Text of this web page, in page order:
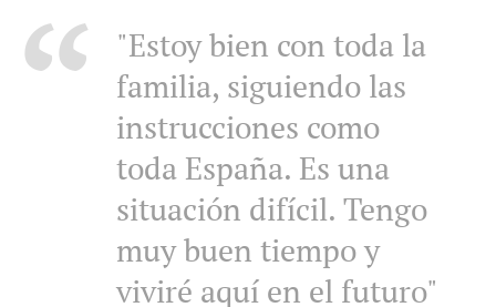
"Estoy bien con toda la
familia, siguiendo las
instrucciones como
toda España. Es una
situación difícil. Tengo
muy buen tiempo y
viviré aquí en el futuro"